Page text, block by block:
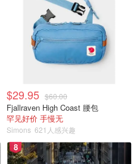
$29.95 $60.00
Fjallraven High Coast 腰包
罕见好价 手慢无
Simons 621人感兴趣
8